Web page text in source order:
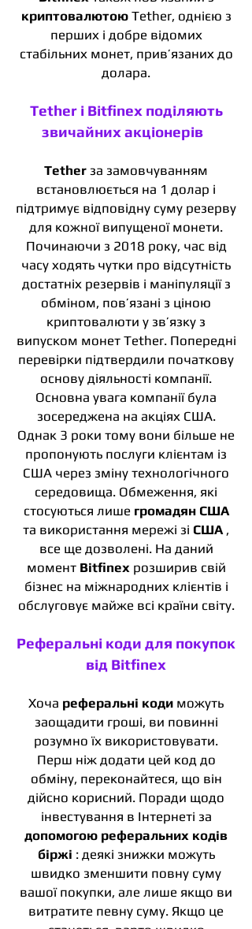
криптовалютоюTether, однією з
перших і добре відомих
стабільних монет, прив’язаних до
долара.
Tether і Bitfinex поділяють
звичайних акціонерів
Tether за замовчуванням
встановлюється на 1 долар і
підтримує відповідну суму резерву
для кожної випущеної монети.
Починаючи з 2018 року, час від
часу ходять чутки про відсутність
достатніх резервів і маніпуляції з
обміном, пов’язані з ціною
криптовалюти у зв’язку з
випуском монет Tether. Попередні
перевірки підтвердили початкову
основу діяльності компанії.
Основна увага компанії була
зосереджена на акціях США.
Однак 3 роки тому вони більше не
пропонують послуги клієнтам із
США через зміну технологічного
середовища. Обмеження, які
стосуються лише громадян США
та використання мережі зі США,
все ще дозволені. На даний
момент Bitfinexрозширив свій
бізнес на міжнародних клієнтів і
обслуговує майже всі країни світу.
Реферальні коди для покупок
від Bitfinex
Хоча реферальні коди можуть
заощадити гроші, ви повинні
розумно їх використовувати.
Перш ніж додати цей код до
обміну, переконайтеся, що він
дійсно корисний. Поради щодо
інвестування в Інтернеті за
допомогою реферальних кодів
біржі : деякі знижки можуть
швидко зменшити повну суму
вашої покупки, але лише якщо ви
витратите певну суму. Якщо це